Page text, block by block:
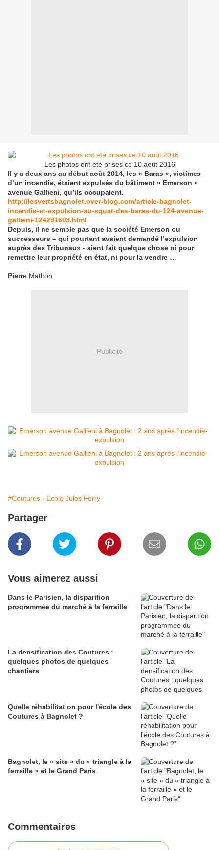
Les photos ont été prises ce 10 août 2016
Il y a deux ans au début août 2014, les « Baras », victimes
d’un incendie, étaient expulsés du bâtiment « Emerson »
avenue Gallieni, qu’ils occupaient.
http://lesvertsbagnolet.over-blog.com/article-bagnolet-
incendie-et-expulsion-au-squat-des-baras-du-124-avenue-
gallieni-124291603.html
Depuis, il ne semble pas que la société Emerson ou
successeurs – qui pourtant avaient demandé l’expulsion
auprès des Tribunaux - aient fait quelque chose ni pour
remettre leur propriété en état, ni pour la vendre …
Pierre Mathon
Publicité
#Coutures - Ecole Jules Ferry
Partager
Vous aimerez aussi
Dans le Parisien, la disparition
programmée du marché à la ferraille
La densification des Coutures :
quelques photos de quelques
chantiers
Quelle réhabilitation pour l'école des
Coutures à Bagnolet ?
Bagnolet, le « site » du « triangle à la
ferraille » et le Grand Paris
Commentaires